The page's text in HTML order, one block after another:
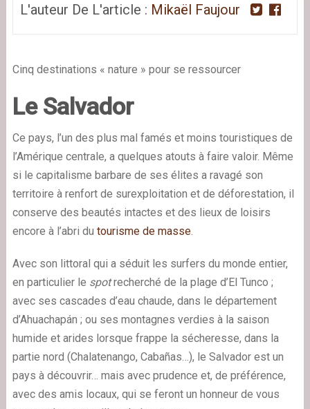
L'auteur De L'article : Mikaël Faujour
Cinq destinations « nature » pour se ressourcer
Le Salvador
Ce pays, l’un des plus mal famés et moins touristiques de
l’Amérique centrale, a quelques atouts à faire valoir. Même
si le capitalisme barbare de ses élites a ravagé son
territoire à renfort de surexploitation et de déforestation, il
conserve des beautés intactes et des lieux de loisirs
encore à l’abri du tourisme de masse.
Avec son littoral qui a séduit les surfers du monde entier,
en particulier le spotrecherché de la plage d’El Tunco ;
avec ses cascades d’eau chaude, dans le département
d’Ahuachapán ; ou ses montagnes verdies à la saison
humide et arides lorsque frappe la sécheresse, dans la
partie nord (Chalatenango, Cabañas…), le Salvador est un
pays à découvrir… mais avec prudence et, de préférence,
avec des amis locaux, qui se feront un honneur de vous